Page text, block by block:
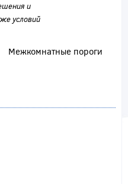
и
условий
Межкомнатные пороги